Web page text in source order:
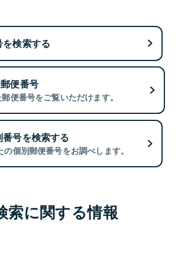
検索する
便番号
便番号をご覧いただけます。
号を検索する
個別郵便番号をお調べします。
索に関する情報